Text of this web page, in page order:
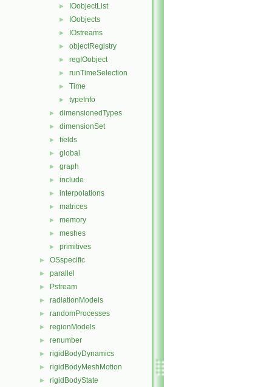
► IOobjectList
► IOobjects
► IOstreams
► objectRegistry
► regIOobject
► runTimeSelection
► Time
► typeInfo
► dimensionedTypes
► dimensionSet
► fields
► global
► graph
► include
► interpolations
► matrices
► memory
► meshes
► primitives
► OSspecific
► parallel
► Pstream
► radiationModels
► randomProcesses
► regionModels
► renumber
► rigidBodyDynamics
► rigidBodyMeshMotion
► rigidBodyState